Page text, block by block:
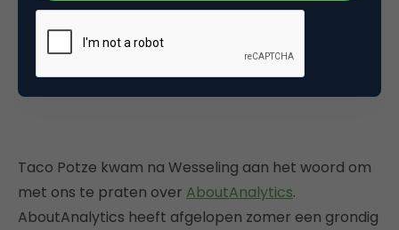
Taco Potze kwam na Wesseling aan het woord om
met ons te praten over AboutAnalytics.
AboutAnalytics heeft afgelopen zomer een grondig